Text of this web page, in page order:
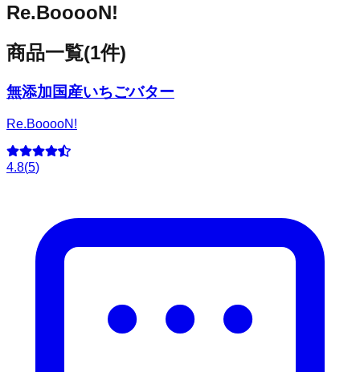
Re.BooooN!
商品一覧(1件)
無添加国産いちごバター
Re.BooooN!
4.8(5)